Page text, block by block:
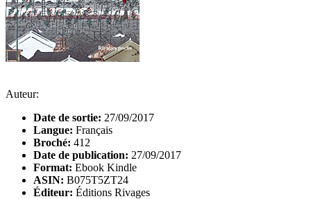
Auteur:
Date de sortie: 27/09/2017
Langue: Français
Broché: 412
Date de publication: 27/09/2017
Format: Ebook Kindle
ASIN: B075T5ZT24
Éditeur: Éditions Rivages